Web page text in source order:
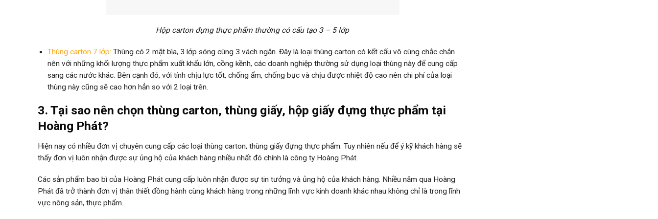
Hộp carton đựng thực phẩm thường có cấu tạo 3 – 5 lớp
Thùng carton 7 lớp: Thùng có 2 mặt bìa, 3 lớp sóng cùng 3 vách ngăn. Đây là loại thùng carton có kết cấu vô cùng chắc chắn
nên với những khối lượng thực phẩm xuất khẩu lớn, cồng kềnh, các doanh nghiệp thường sử dụng loại thùng này để cung cấp
sang các nước khác. Bên cạnh đó, với tính chịu lực tốt, chống ẩm, chống bục và chịu được nhiệt độ cao nên chi phí của loại
thùng này cũng sẽ cao hơn hẳn so với 2 loại trên.
3. Tại sao nên chọn thùng carton, thùng giấy, hộp giấy đựng thực phẩm tại
Hoàng Phát?
Hiện nay có nhiều đơn vị chuyên cung cấp các loại thùng carton, thùng giấy đựng thực phẩm. Tuy nhiên nếu để ý kỹ khách hàng sẽ
thấy đơn vị luôn nhận được sự ủng hộ của khách hàng nhiều nhất đó chính là công ty Hoàng Phát.
Các sản phẩm bao bì của Hoàng Phát cung cấp luôn nhận được sự tin tưởng và ủng hộ của khách hàng. Nhiều năm qua Hoàng
Phát đã trở thành đơn vị thân thiết đồng hành cùng khách hàng trong những lĩnh vực kinh doanh khác nhau không chỉ là trong lĩnh
vực nông sản, thực phẩm.